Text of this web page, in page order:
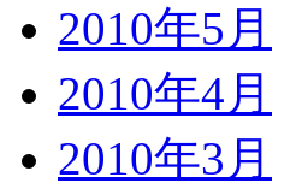
2010年5月
2010年4月
2010年3月